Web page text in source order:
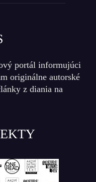
portál informujúci
originálne autorské
z diania na